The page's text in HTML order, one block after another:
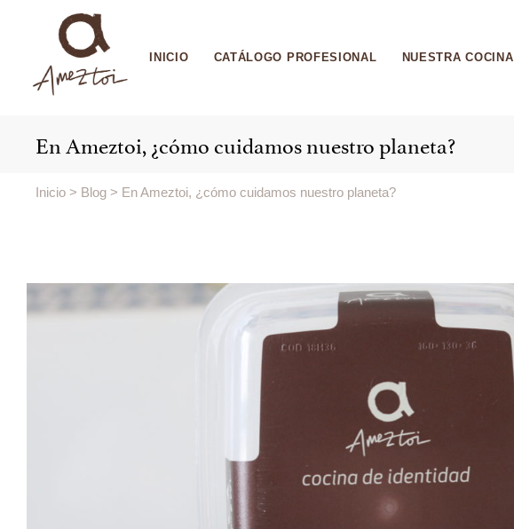
INICIO CATÁLOGO PROFESIONAL NUESTRA COCINA
En Ameztoi, ¿cómo cuidamos nuestro planeta?
Inicio > Blog > En Ameztoi, ¿cómo cuidamos nuestro planeta?